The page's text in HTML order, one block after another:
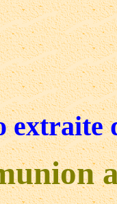
extraite